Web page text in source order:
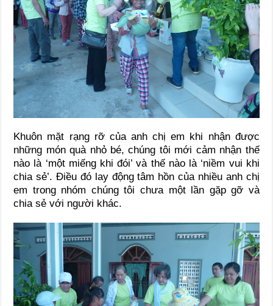
Khuôn mặt rạng rỡ của anh chị em khi nhận được
những món quà nhỏ bé, chúng tôi mới cảm nhận thế
nào là ‘một miếng khi đói’ và thế nào là ‘niềm vui khi
chia sẻ’. Điều đó lay động tâm hồn của nhiều anh chị
em trong nhóm chúng tôi chưa một lần gặp gỡ và
chia sẻ với người khác.